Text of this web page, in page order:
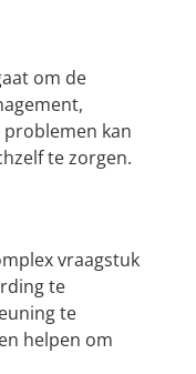
om de
kan
te zorgen.
vraagstuk
te
te
helpen om